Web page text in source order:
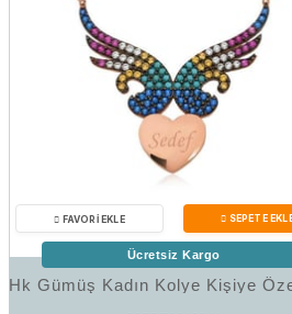
Ücretsiz Kargo